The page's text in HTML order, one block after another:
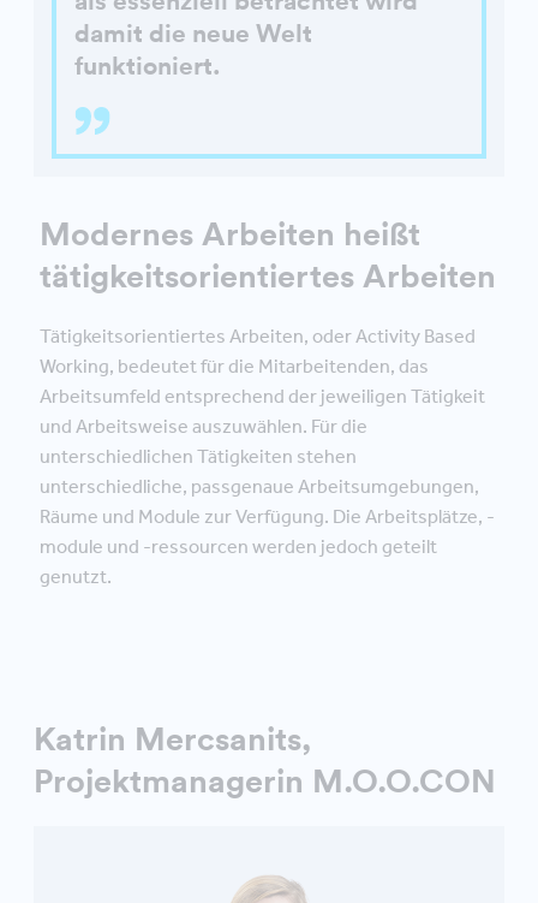
damit die neue Welt
funktioniert.
Modernes Arbeiten heißt
tätigkeitsorientiertes Arbeiten
Tätigkeitsorientiertes Arbeiten, oder Activity Based
Working, bedeutet für die Mitarbeitenden, das
Arbeitsumfeld entsprechend der jeweiligen Tätigkeit
und Arbeitsweise auszuwählen. Für die
unterschiedlichen Tätigkeiten stehen
unterschiedliche, passgenaue Arbeitsumgebungen,
Räume und Module zur Verfügung. Die Arbeitsplätze, -
module und -ressourcen werden jedoch geteilt
genutzt.
Katrin Mercsanits,
Projektmanagerin M.O.O.CON